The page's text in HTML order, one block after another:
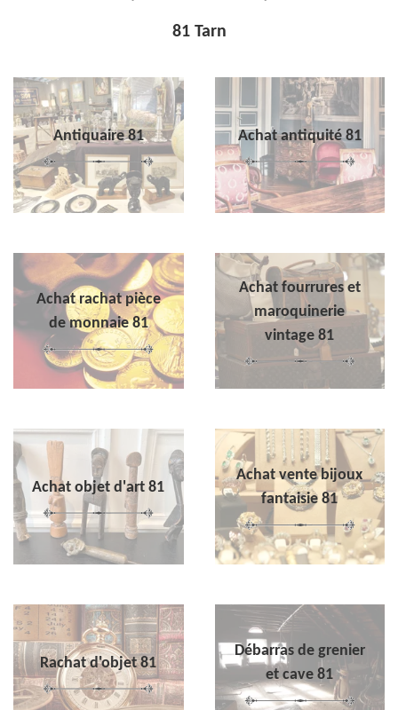
81 Tarn
Antiquaire 81 Achat antiquité 81
Achat rachat pièce
de monnaie 81
Achat fourrures et
maroquinerie
vintage 81
Achat objet d'art 81
Achat vente bijoux
fantaisie 81
Rachat d'objet 81
Débarras de grenier
et cave 81